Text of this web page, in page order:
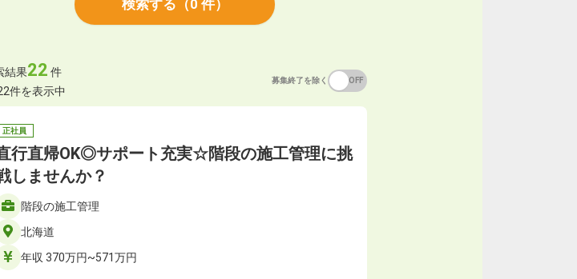
検索する （0 件）
結果22 件
件を表示中
募集終了を除く OFF
正社員
行直帰OK◎サポート充実☆階段の施工管理に挑
しませんか？
階段の施工管理
北海道
年収 370万円~571万円